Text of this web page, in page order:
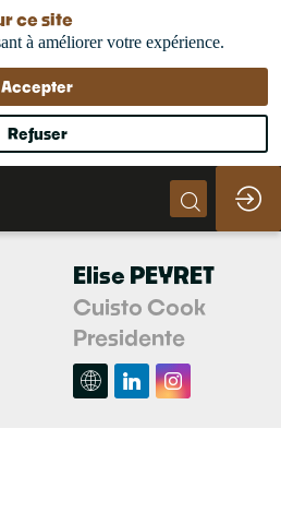
Elise PEYRET
Cuisto Cook
Presidente
ce site
à améliorer votre expérience.
Accepter
Refuser